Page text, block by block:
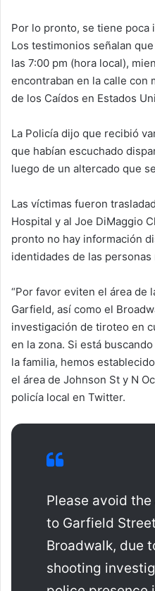
Por lo pronto, se tiene poca
Los testimonios señalan
las 7:00 pm (hora local),
encontraban en la calle con
de los Caídos en Estados
La Policía dijo que recibió
que habían escuchado
luego de un altercado que
Las víctimas fueron
Hospital y al Joe DiMaggio
pronto no hay información
identidades de las
“Por favor eviten el área de
Garfield, así como el
investigación de tiroteo en
en la zona. Si está
la familia, hemos
el área de Johnson St y N
policía local en Twitter.
Please avoid
to Garfield
Broadwalk, due
shooting